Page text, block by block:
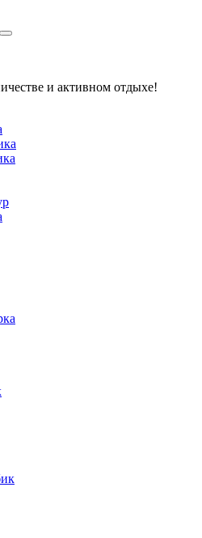
и активном отдыхе!